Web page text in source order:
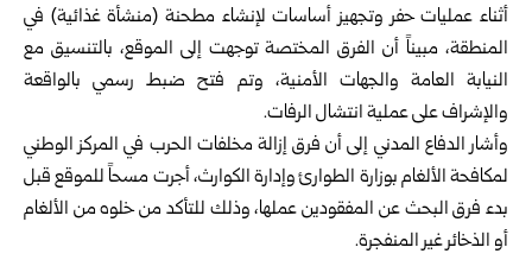
أثناء عمليات حفر وتجهيز أساسات لإنشاء مطحنة (منشأة غذائية) في
المنطقة، مبيناً أن الفرق المختصة توجهت إلى الموقع، بالتنسيق مع
النيابة العامة والجهات الأمنية، وتم فتح ضبط رسمي بالواقعة
والإشراف على عملية انتشال الرفات.
وأشار الدفاع المدني إلى أن فرق إزالة مخلفات الحرب في المركز الوطني
لمكافحة الألغام بوزارة الطوارئ وإدارة الكوارث، أجرت مسحاً للموقع قبل
بدء فرق البحث عن المفقودين عملها، وذلك للتأكد من خلوه من الألغام
أو الذخائر غير المنفجرة.